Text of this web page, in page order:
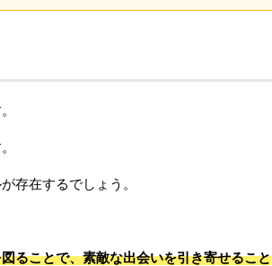
存在するでしょう。
ることで、素敵な出会いを引き寄せること